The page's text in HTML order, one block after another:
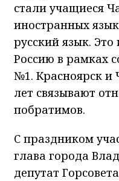
стали учащиеся
иностранных
русский язык.
Россию в рамках
№1. Красноярск и
лет связывают
побратимов.
С праздником
глава города
депутат